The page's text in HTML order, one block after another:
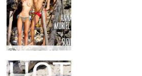
Anna S Brigi Мюриел Мелиса Сузи и Сузи Карина изгрев